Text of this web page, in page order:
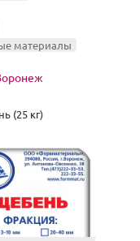
материалы
(25 кг)